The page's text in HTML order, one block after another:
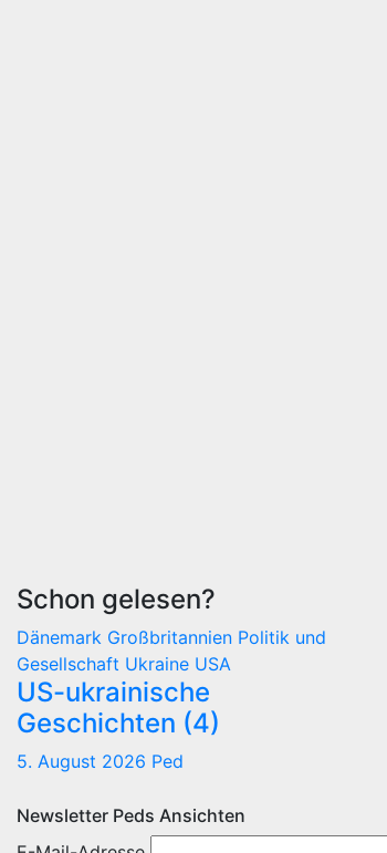
Schon gelesen?
Dänemark Großbritannien Politik und
Gesellschaft Ukraine USA
US-ukrainische
Geschichten (4)
5. August 2026 Ped
Newsletter Peds Ansichten